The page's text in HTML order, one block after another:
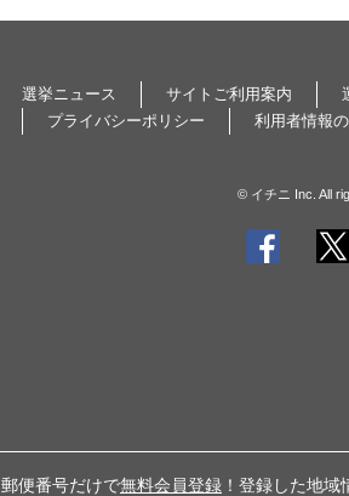
選挙ニュース サイトご利用案内
プライバシーポリシー
利用者情報
© イチニ Inc. All
郵便番号だけで無料会員登録 ！登録した地域